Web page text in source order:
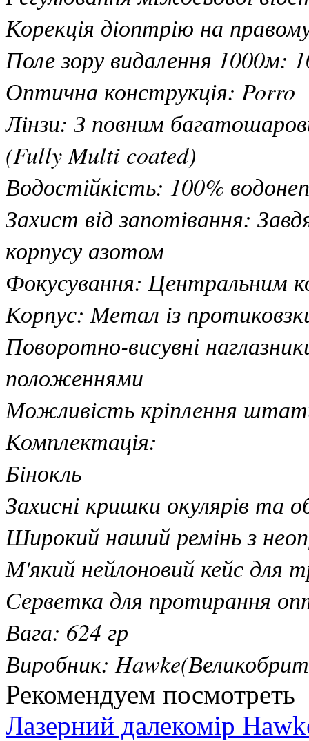
Корекція діоптрію на
Поле зору видалення 1000м:
Оптична конструкція: Porro
Лінзи: З повним
(Fully Multi coated)
Водостійкість: 100%
Захист від запотівання:
корпусу азотом
Фокусування: Центральним
Корпус: Метал із
Поворотно-висувні
положеннями
Можливість кріплення
Комплектація:
Бінокль
Захисні кришки окулярів та
Широкий наший ремінь з
М'який нейлоновий кейс для
Серветка для протирання
Вага: 624 гр
Виробник:
Рекомендуем посмотреть
Лазерний далекомір